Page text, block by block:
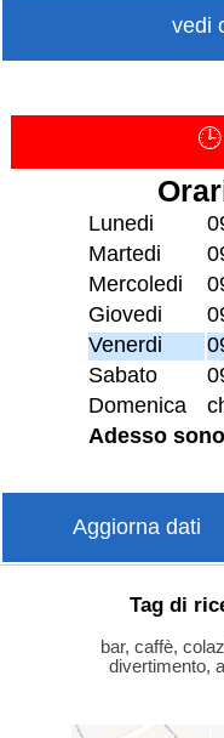
vedi
Lunedi
Martedi
Mercoledi
Giovedi
Venerdi
Sabato
Domenica
Adesso
Aggiorna dati
Tag di
bar, caffè,
divertimento,